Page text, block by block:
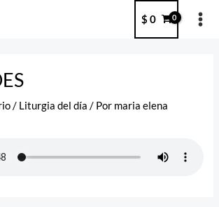
$ 0
/ Liturgia del día / Por maria elena